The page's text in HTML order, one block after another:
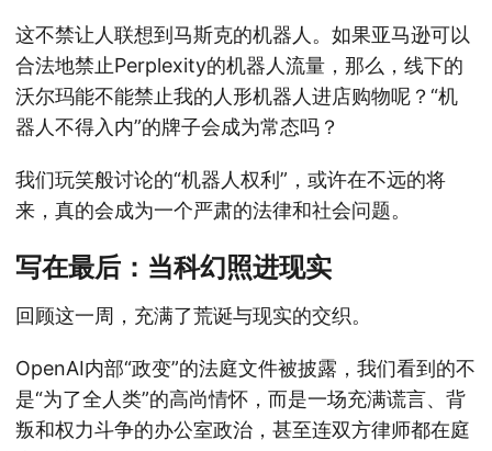
这不禁让人联想到马斯克的机器人。如果亚马逊可以
合法地禁止Perplexity的机器人流量，那么，线下的
沃尔玛能不能禁止我的人形机器人进店购物呢？“机
器人不得入内”的牌子会成为常态吗？
我们玩笑般讨论的“机器人权利”，或许在不远的将
来，真的会成为一个严肃的法律和社会问题。
写在最后：当科幻照进现实
回顾这一周，充满了荒诞与现实的交织。
OpenAI内部“政变”的法庭文件被披露，我们看到的不
是“为了全人类”的高尚情怀，而是一场充满谎言、背
叛和权力斗争的办公室政治，甚至连双方律师都在庭